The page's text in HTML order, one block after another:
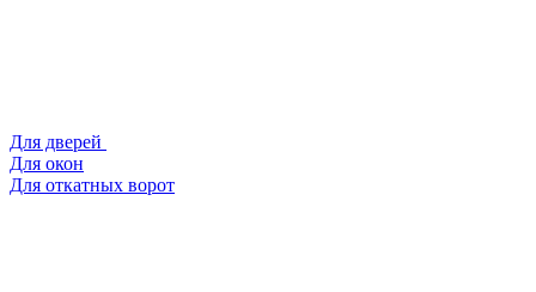
Для дверей
Для окон
Для откатных ворот